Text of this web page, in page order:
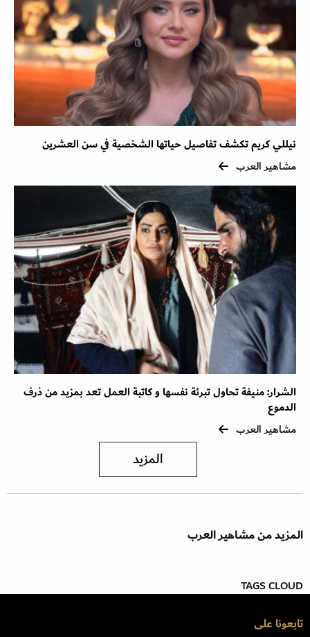
نيللي كريم تكشف تفاصيل حياتها الشخصية في سن العشرين
مشاهير العرب
الشرار: منيفة تحاول تبرئة نفسها و كاتبة العمل تعد بمزيد من ذرف
الدموع
مشاهير العرب
المزيد
المزيد من مشاهير العرب
TAGS CLOUD
تابعونا على